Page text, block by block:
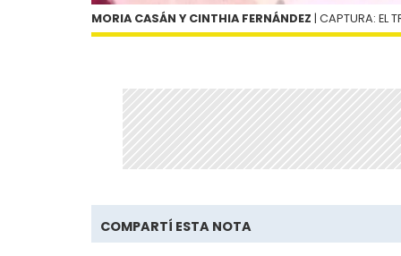
MORIA CASÁN Y CINTHIA FERNÁNDEZ | CAPTURA: EL
COMPARTÍ ESTA NOTA